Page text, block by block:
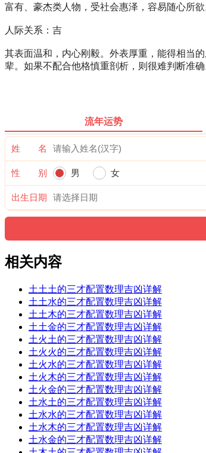
富有、豪杰类人物，受社会惠泽，容易随心所
人际关系：吉
其表面温和，内心刚毅。外表厚重，能得相当
辈。如果不配合他格慎重剖析，则很难判断准
流年运势
姓 名
性 别 男 女
出生日期
相关内容
土土土的三才配置数理吉凶详解
土土水的三才配置数理吉凶详解
土土木的三才配置数理吉凶详解
土土金的三才配置数理吉凶详解
土火土的三才配置数理吉凶详解
土火火的三才配置数理吉凶详解
土火水的三才配置数理吉凶详解
土火木的三才配置数理吉凶详解
土火金的三才配置数理吉凶详解
土水土的三才配置数理吉凶详解
土水水的三才配置数理吉凶详解
土水木的三才配置数理吉凶详解
土水金的三才配置数理吉凶详解